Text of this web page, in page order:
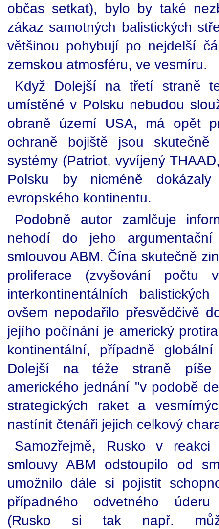
občas setkat), bylo by také
zákaz samotných balistických
většinou pohybují po nejdelší
zemskou atmosféru, ve vesmíru.
Když Dolejší na třetí straně
umístěné v Polsku nebudou
obraně území USA, má opět
ochraně bojiště jsou skutečně
systémy (Patriot, vyvíjený
Polsku by nicméně
evropského kontinentu.
Podobně autor zamlčuje
nehodí do jeho
smlouvou ABM. Čína skutečně
proliferace (zvyšování počtu
interkontinentálních
ovšem nepodařilo přesvědčivě
jejího počínání je americký
kontinentální, případně
Dolejší na téže straně píše
amerického jednání "v podobě
strategických raket a
nastínit čtenáři jejich celkový
Samozřejmě, Rusko v
smlouvy ABM odstoupilo od
umožnilo dále si pojistit
případného odvetného úderu
(Rusko si tak např.